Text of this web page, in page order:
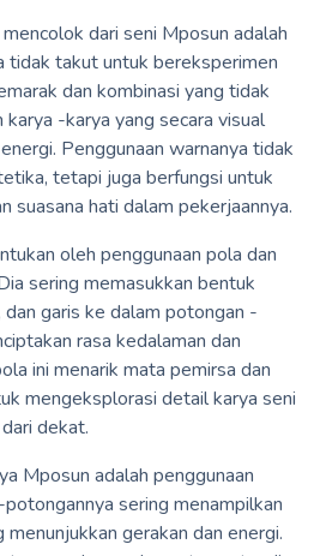
dari seni Mposun adalah
tidak takut untuk bereksperimen
dan kombinasi yang tidak
-karya yang secara visual
Penggunaan warnanya tidak
tetapi juga berfungsi untuk
suasana hati dalam pekerjaannya.
oleh penggunaan pola dan
sering memasukkan bentuk
garis ke dalam potongan -
rasa kedalaman dan
ini menarik mata pemirsa dan
mengeksplorasi detail karya seni
dari dekat.
Mposun adalah penggunaan
sering menampilkan
gerakan dan energi.